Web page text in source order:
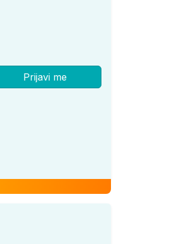
Prijavi me